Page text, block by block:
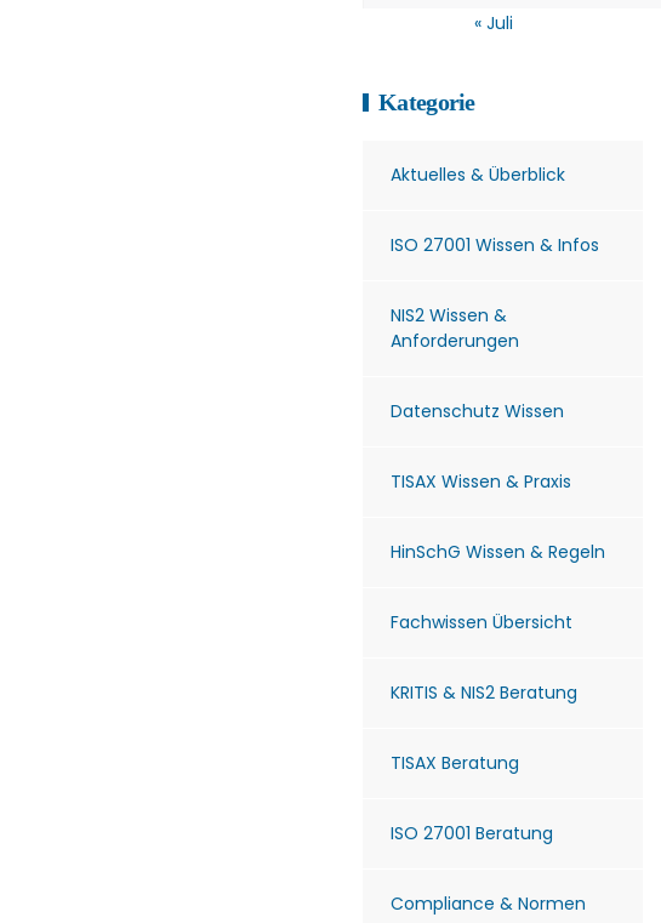
« Juli
Kategorie
Aktuelles & Überblick
ISO 27001 Wissen & Infos
NIS2 Wissen &
Anforderungen
Datenschutz Wissen
TISAX Wissen & Praxis
HinSchG Wissen & Regeln
Fachwissen Übersicht
KRITIS & NIS2 Beratung
TISAX Beratung
ISO 27001 Beratung
Compliance & Normen